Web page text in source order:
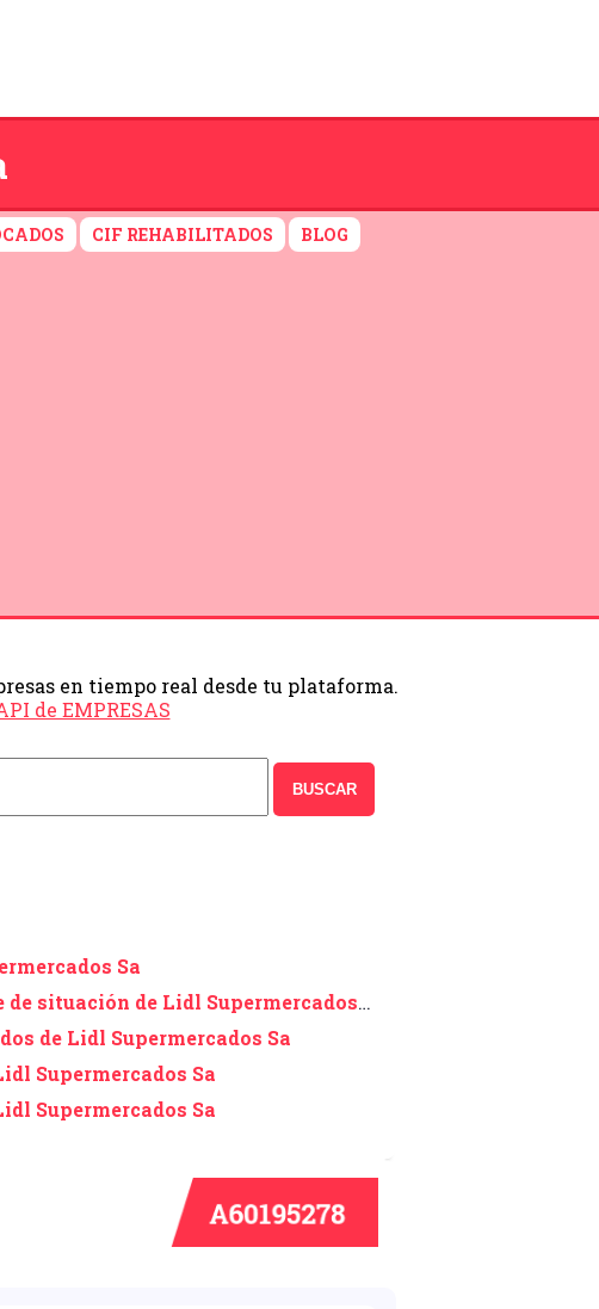
CIF REHABILITADOS BLOG
en tiempo real desde tu plataforma.
de EMPRESAS
BUSCAR
Sa
de situación de Lidl Supermercados
de Lidl Supermercados Sa
Supermercados Sa
Supermercados Sa